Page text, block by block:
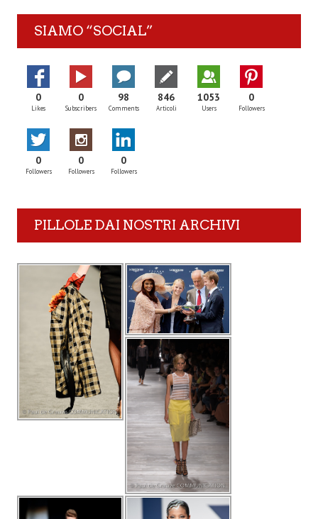
SIAMO “SOCIAL”
0
Likes
0
Subscribers
98
Comments
846
Articoli
1053
Users
0
Followers
0
Followers
0
Followers
0
Followers
PILLOLE DAI NOSTRI ARCHIVI